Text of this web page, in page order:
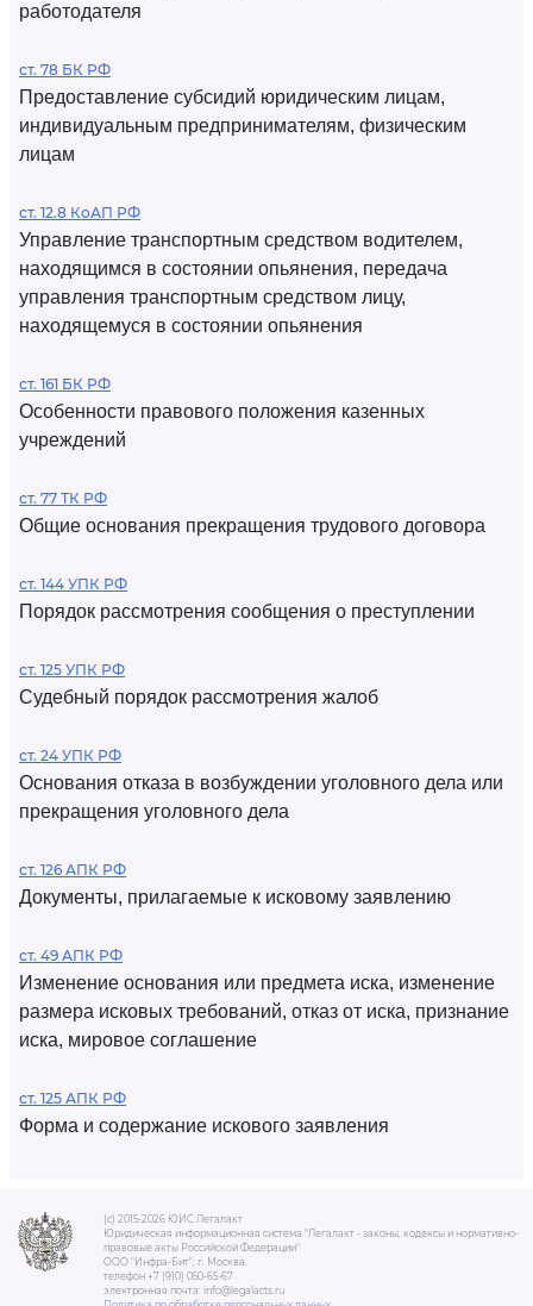
работодателя
ст. 78 БК РФ
Предоставление субсидий юридическим лицам,
индивидуальным предпринимателям, физическим
лицам
ст. 12.8 КоАП РФ
Управление транспортным средством водителем,
находящимся в состоянии опьянения, передача
управления транспортным средством лицу,
находящемуся в состоянии опьянения
ст. 161 БК РФ
Особенности правового положения казенных
учреждений
ст. 77 ТК РФ
Общие основания прекращения трудового договора
ст. 144 УПК РФ
Порядок рассмотрения сообщения о преступлении
ст. 125 УПК РФ
Судебный порядок рассмотрения жалоб
ст. 24 УПК РФ
Основания отказа в возбуждении уголовного дела или
прекращения уголовного дела
ст. 126 АПК РФ
Документы, прилагаемые к исковому заявлению
ст. 49 АПК РФ
Изменение основания или предмета иска, изменение
размера исковых требований, отказ от иска, признание
иска, мировое соглашение
ст. 125 АПК РФ
Форма и содержание искового заявления
(c) 2015-2026 ЮИС Легалакт
Юридическая информационная система "Легалакт - законы, кодексы и нормативно-
правовые акты Российской Федерации"
ООО "Инфра-Бит", г. Москва.
телефон +7 (910) 050-65-67
электронная почта: info@legalacts.ru